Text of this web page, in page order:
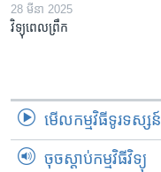
28 មីនា 2025
វិទ្យុពេលព្រឹក
មើល​កម្មវិធី​ទូរទស្សន៍
ចុចស្តាប់កម្មវិធីវិទ្យុ